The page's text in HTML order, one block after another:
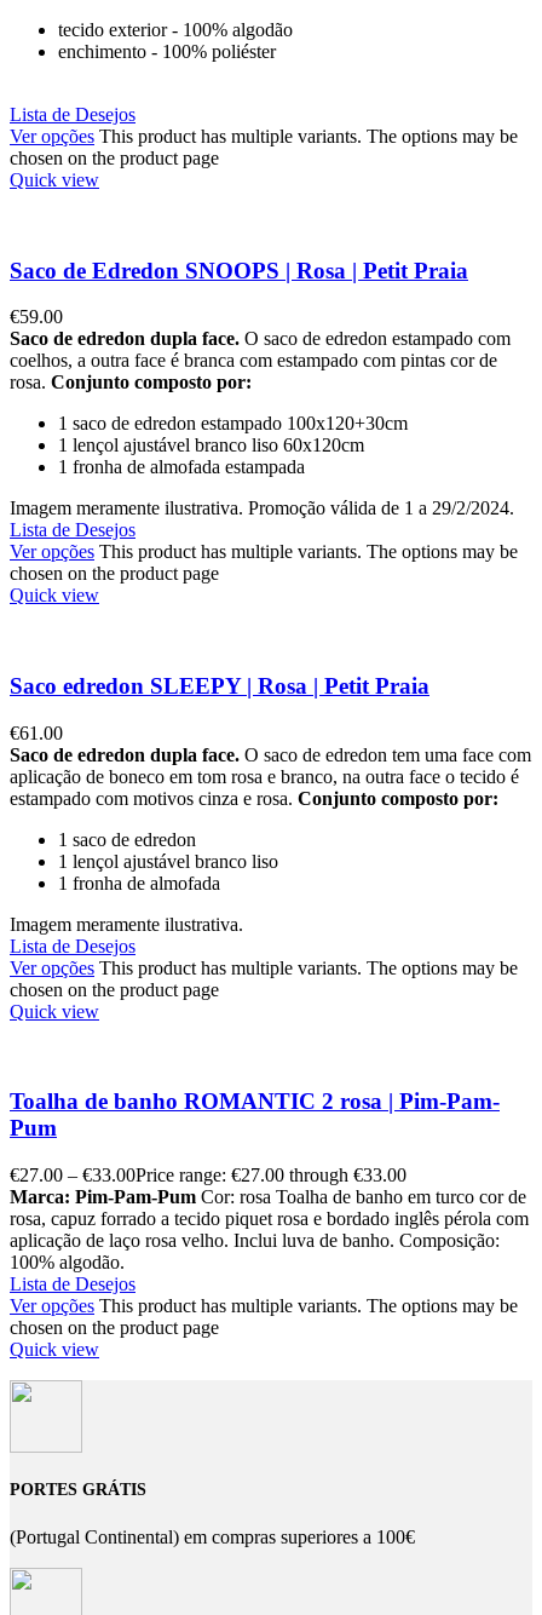
tecido exterior - 100% algodão
enchimento - 100% poliéster
Lista de Desejos
Ver opções This product has multiple variants. The options may be
chosen on the product page
Quick view
Saco de Edredon SNOOPS | Rosa | Petit Praia
€59.00
Saco de edredon dupla face. O saco de edredon estampado com
coelhos, a outra face é branca com estampado com pintas cor de
rosa. Conjunto composto por:
1 saco de edredon estampado 100x120+30cm
1 lençol ajustável branco liso 60x120cm
1 fronha de almofada estampada
Imagem meramente ilustrativa. Promoção válida de 1 a 29/2/2024.
Lista de Desejos
Ver opções This product has multiple variants. The options may be
chosen on the product page
Quick view
Saco edredon SLEEPY | Rosa | Petit Praia
€61.00
Saco de edredon dupla face. O saco de edredon tem uma face com
aplicação de boneco em tom rosa e branco, na outra face o tecido é
estampado com motivos cinza e rosa. Conjunto composto por:
1 saco de edredon
1 lençol ajustável branco liso
1 fronha de almofada
Imagem meramente ilustrativa.
Lista de Desejos
Ver opções This product has multiple variants. The options may be
chosen on the product page
Quick view
Toalha de banho ROMANTIC 2 rosa | Pim-Pam-
Pum
€27.00 – €33.00Price range: €27.00 through €33.00
Marca: Pim-Pam-Pum Cor: rosa Toalha de banho em turco cor de
rosa, capuz forrado a tecido piquet rosa e bordado inglês pérola com
aplicação de laço rosa velho. Inclui luva de banho. Composição:
100% algodão.
Lista de Desejos
Ver opções This product has multiple variants. The options may be
chosen on the product page
Quick view
PORTES GRÁTIS
(Portugal Continental) em compras superiores a 100€